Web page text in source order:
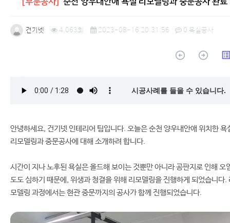
건기넷 4,063회 2023-08-16 20:31:56 0 욕실공사
arrow_circle_up arrow_circle_up
시공사례를 들을 수 있습니다.
안녕하세요, 건기넷 인테리어 팀입니다. 오늘은 순천 양우내안애 위치한 욕
리모델링과 중문공사에 대해 소개하려 합니다.
시간이 지나 노후된 욕실은 올드해 보이는 것뿐만 아니라 공판지로 인해 오
도도 심하기 때문에, 위생과 청결을 위해 리모델링을 진행하게 되었습니다.
모델링 과정에서는 현관 중문까지의 공사가 함께 진행되었습니다.